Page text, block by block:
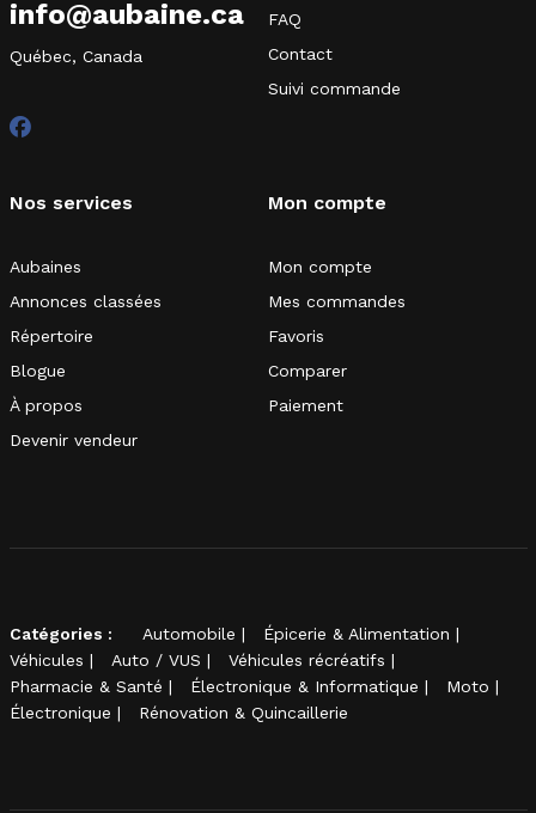
info@aubaine.ca
Québec, Canada
FAQ
Contact
Suivi commande
Nos services
Aubaines
Annonces classées
Répertoire
Blogue
À propos
Devenir vendeur
Mon compte
Mon compte
Mes commandes
Favoris
Comparer
Paiement
Catégories : Automobile
Épicerie & Alimentation
Véhicules
Auto / VUS
Véhicules récréatifs
Pharmacie & Santé
Électronique & Informatique
Moto
Électronique
Rénovation & Quincaillerie